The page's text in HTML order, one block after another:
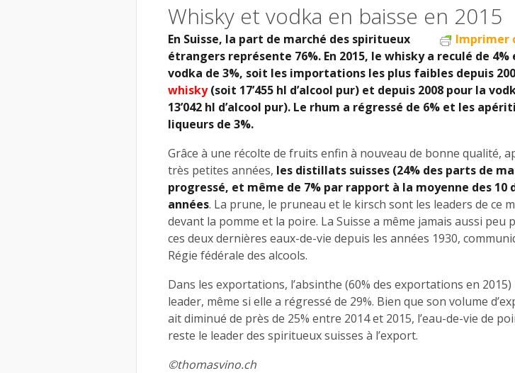
Whisky et vodka en baisse en 2015
Imprimer
En Suisse, la part de marché des spiritueux
étrangers représente 76%. En 2015, le whisky a reculé de 4%
vodka de 3%, soit les importations les plus faibles depuis
whisky(soit 17’455 hl d’alcool pur) et depuis 2008 pour la
13’042 hl d’alcool pur). Le rhum a régressé de 6% et les
liqueurs de 3%.
Grâce à une récolte de fruits enfin à nouveau de bonne qualité,
très petites années, les distillats suisses (24% des parts de
progressé, et même de 7% par rapport à la moyenne des 10
années. La prune, le pruneau et le kirsch sont les leaders de ce
devant la pomme et la poire. La Suisse a même jamais aussi peu
ces deux dernières eaux-de-vie depuis les années 1930,
Régie fédérale des alcools.
Dans les exportations, l’absinthe (60% des exportations en 2015)
leader, même si elle a régressé de 29%. Bien que son volume
ait diminué de près de 25% entre 2014 et 2015, l’eau-de-vie de
reste le leader des spiritueux suisses à l’export.
©thomasvino.ch